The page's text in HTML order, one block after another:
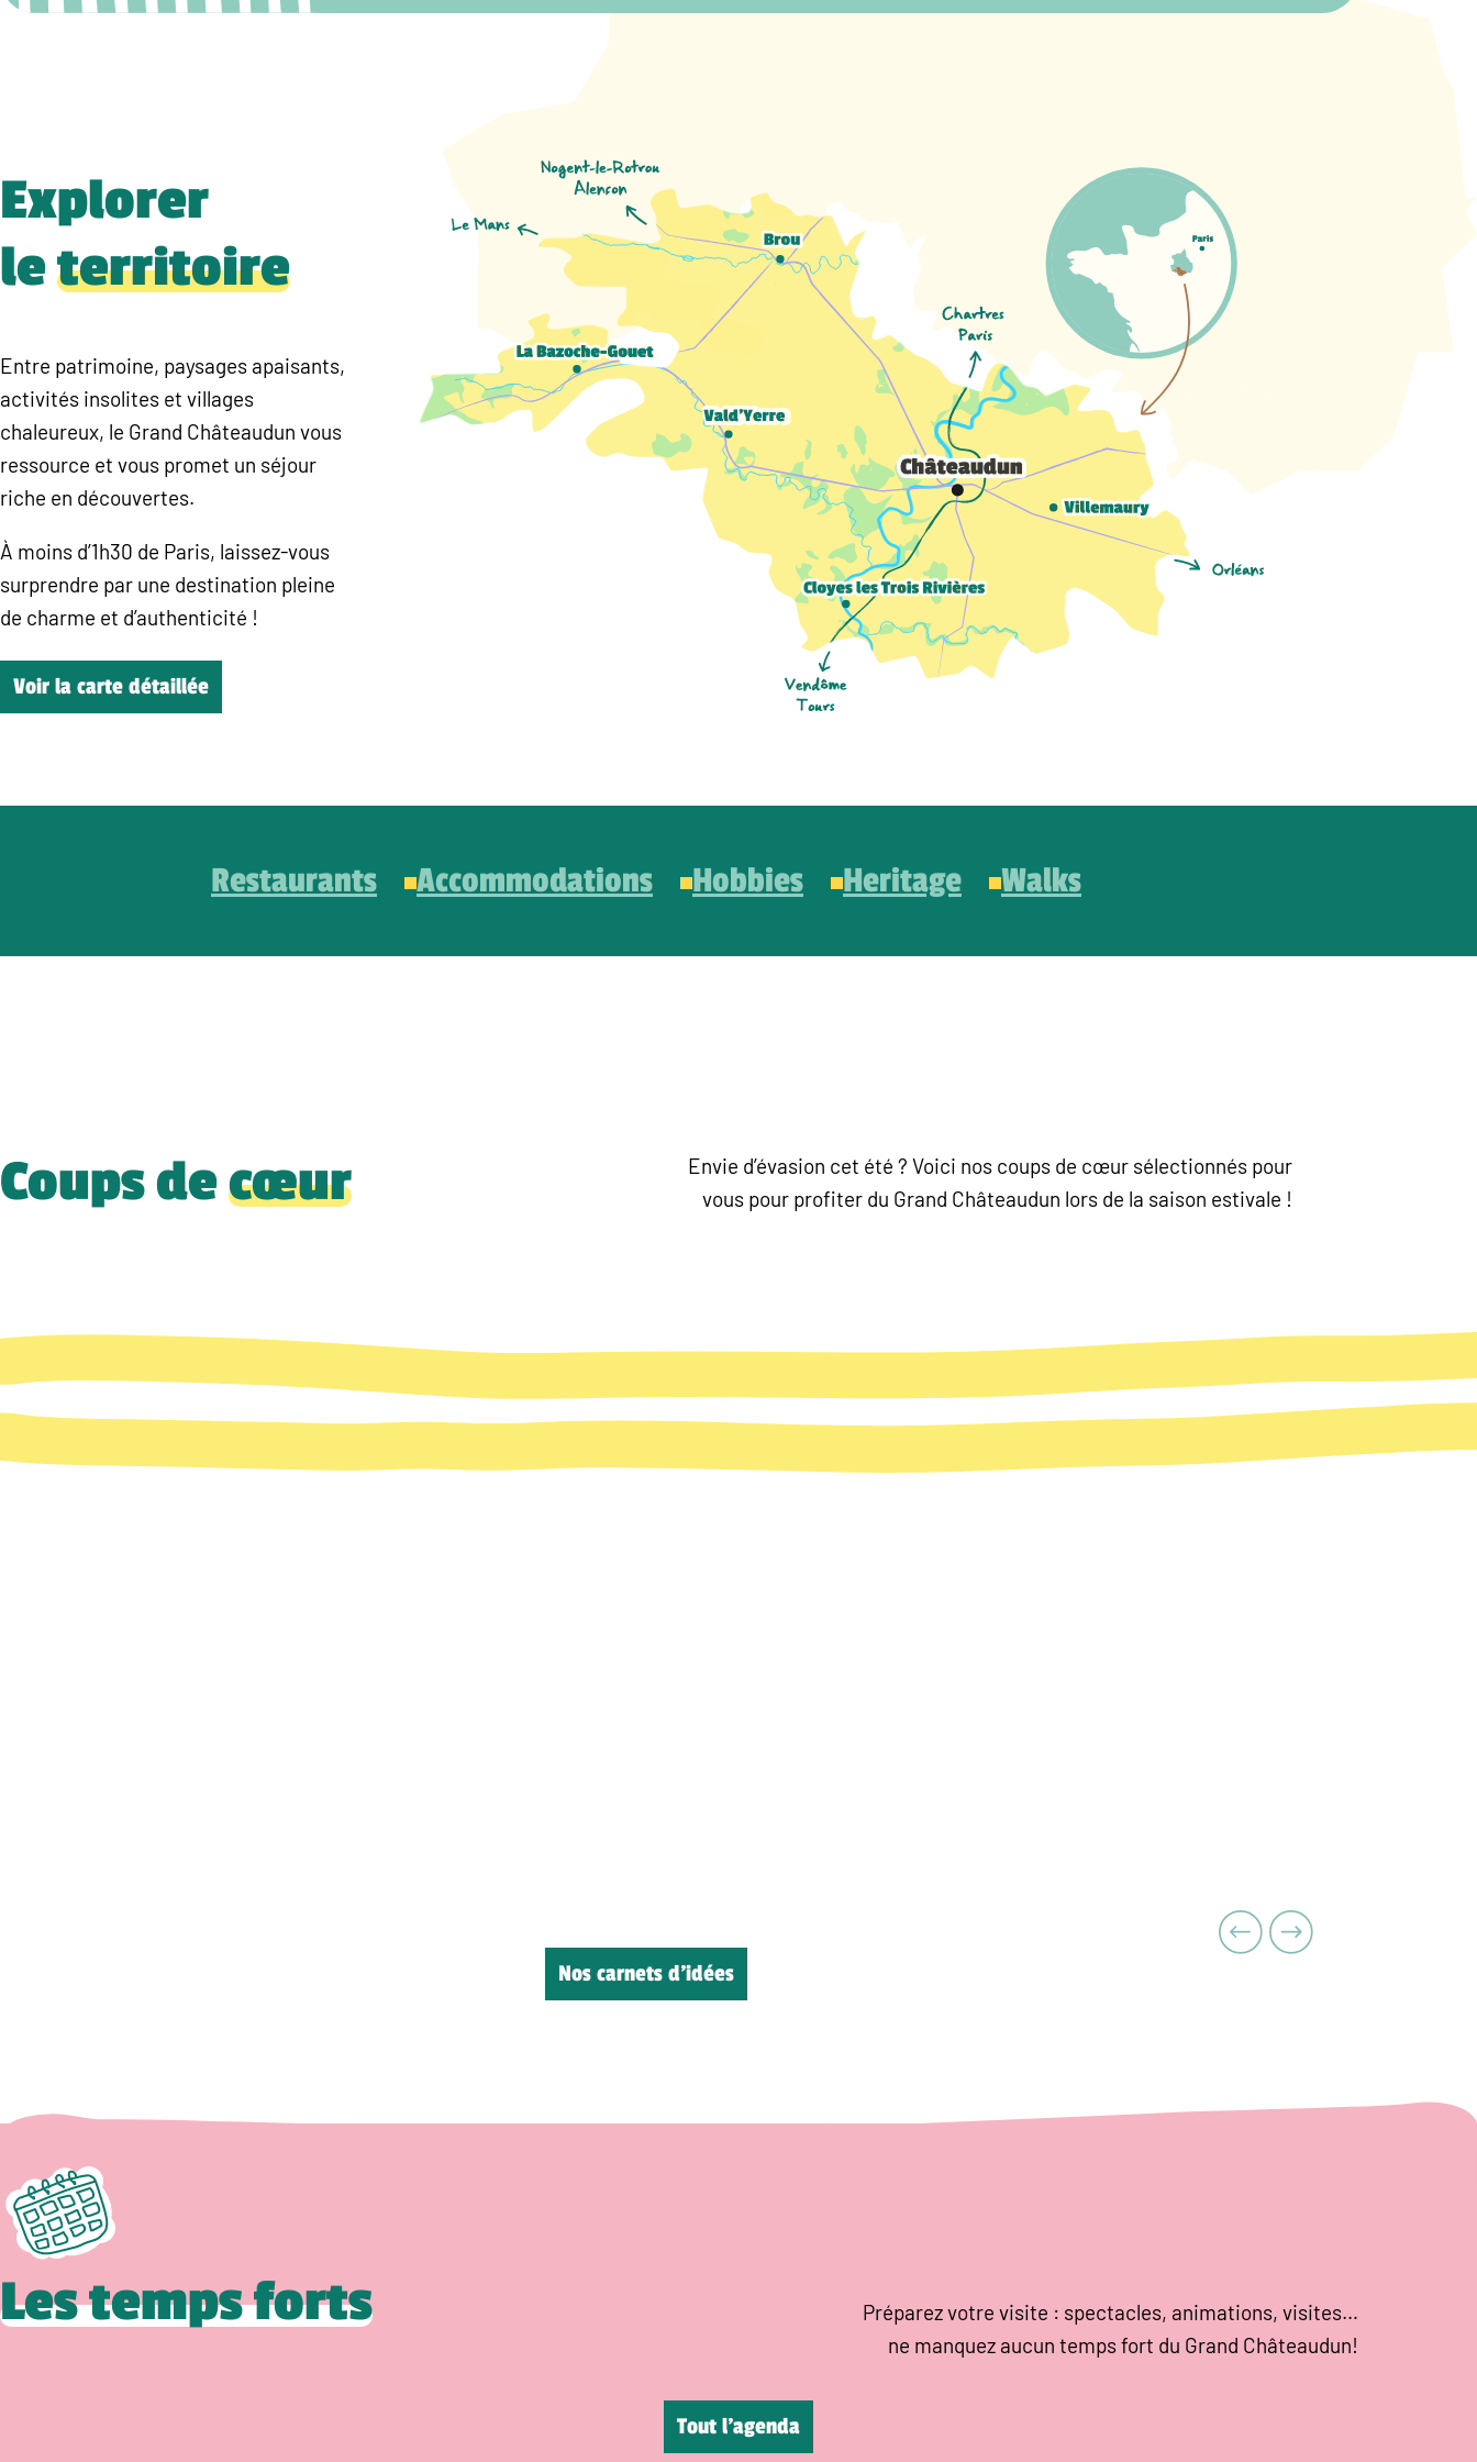
Explorer
leterritoire
Entre patrimoine, paysages apaisants,
activités insolites et villages
chaleureux, le Grand Châteaudun vous
ressource et vous promet un séjour
riche en découvertes.
À moins d’1h30 de Paris, laissez-vous
surprendre par une destination pleine
de charme et d’authenticité !
Voir la carte détaillée
Restaurants Accommodations Hobbies Heritage Walks
Coups decœur
Envie d’évasion cet été ? Voici nos coups de cœur sélectionnés pour
vous pour profiter du Grand Châteaudun lors de la saison estivale !
Nos carnets d’idées
Les temps forts
Préparez votre visite : spectacles, animations, visites…
ne manquez aucun temps fort du Grand Châteaudun!
Tout l’agenda